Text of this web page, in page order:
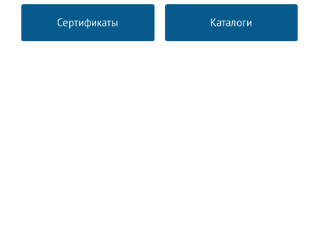
Сертификаты Каталоги